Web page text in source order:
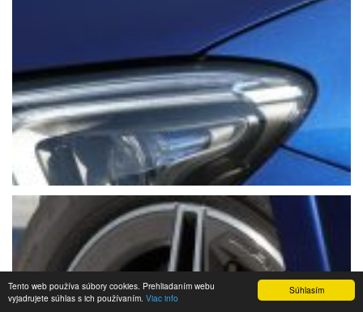
Súhlasím
Tento web používa súbory cookies. Prehliadaním webu
vyjadrujete súhlas s ich používaním. Viac info